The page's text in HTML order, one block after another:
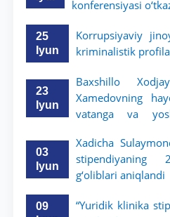
konferensiyasi
25
Iyun
Korrupsiyaviy
kriminalistik
23
Iyun
Baxshillo
Xamedovning
vatanga va
03
Iyun
Xadicha
stipendiyaning
g‘oliblari aniqlandi
09
“Yuridik klinika